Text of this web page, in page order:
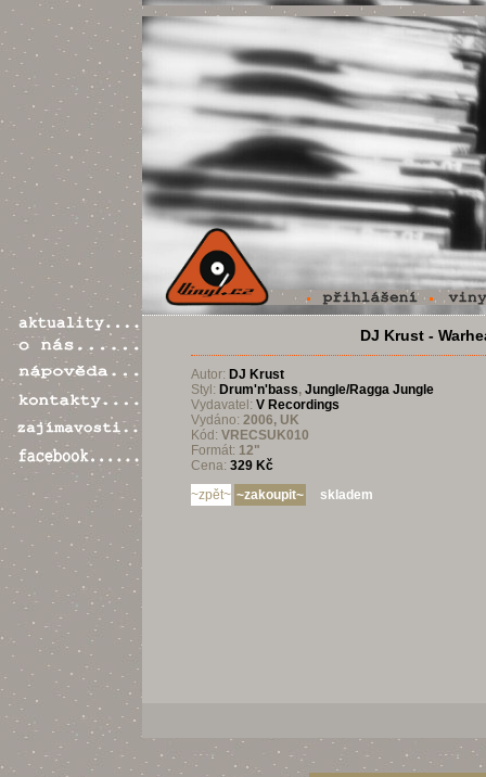
DJ Krust -
Autor: DJ Krust
Styl: Drum'n'bass, Jungle/Ragga Jungle
Vydavatel: V Recordings
Vydáno: 2006, UK
Kód: VRECSUK010
Formát: 12"
Cena: 329 Kč
skladem